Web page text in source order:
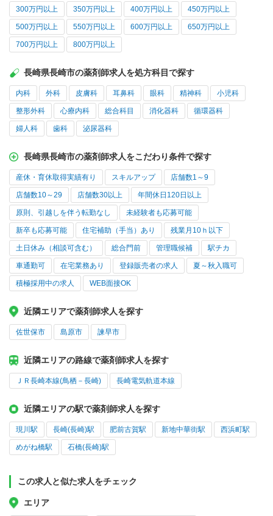
300万円以上 350万円以上 400万円以上 450万円以上
500万円以上 550万円以上 600万円以上 650万円以上
700万円以上 800万円以上
長崎県長崎市の薬剤師求人を処方科目で探す
内科 外科 皮膚科 耳鼻科 眼科 精神科 小児科
整形外科 心療内科 総合科目 消化器科 循環器科
婦人科 歯科 泌尿器科
長崎県長崎市の薬剤師求人をこだわり条件で探す
産休・育休取得実績有り スキルアップ 店舗数1～9
店舗数10～29 店舗数30以上 年間休日120日以上
原則、引越しを伴う転勤なし 未経験者も応募可能
新卒も応募可能 住宅補助（手当）あり 残業月10ｈ以下
土日休み（相談可含む） 総合門前 管理職候補 駅チカ
車通勤可 在宅業務あり 登録販売者の求人 夏～秋入職可
積極採用中の求人 WEB面接OK
近隣エリアで薬剤師求人を探す
佐世保市 島原市 諫早市
近隣エリアの路線で薬剤師求人を探す
ＪＲ長崎本線(鳥栖－長崎) 長崎電気軌道本線
近隣エリアの駅で薬剤師求人を探す
現川駅 長崎(長崎)駅 肥前古賀駅 新地中華街駅 西浜町駅
めがね橋駅 石橋(長崎)駅
この求人と似た求人をチェック
エリア